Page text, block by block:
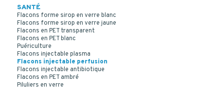
SANTÉ
Flacons forme sirop en verre blanc
Flacons forme sirop en verre jaune
Flacons en PET transparent
Flacons en PET blanc
Puériculture
Flacons injectable plasma
Flacons injectable perfusion
Flacons injectable antibiotique
Flacons en PET ambré
Piluliers en verre